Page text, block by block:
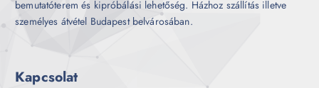
bemutatóterem és kipróbálási lehetőség. Házhoz szállítás illetve
személyes átvétel Budapest belvárosában.
Kapcsolat